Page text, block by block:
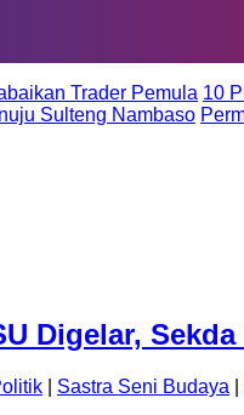
Trader Pemula 10
Sulteng Nambaso
Digelar,
Sastra Seni Budaya